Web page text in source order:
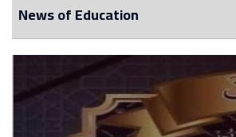
News of Education